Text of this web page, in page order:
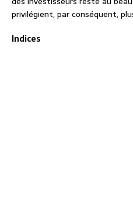
privilégient, par conséquent,
Indices